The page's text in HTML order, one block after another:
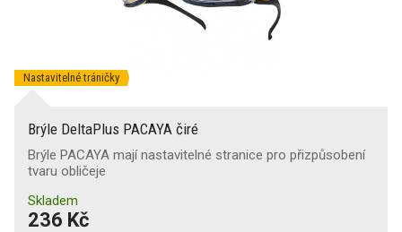
Nastavitelné tráničky
Brýle DeltaPlus PACAYA čiré
Brýle PACAYA mají nastavitelné stranice pro přizpůsobení
tvaru obličeje
Skladem
236 Kč